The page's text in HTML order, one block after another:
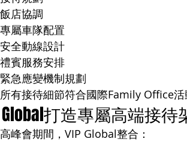
飯店協調
專屬車隊配置
安全動線設計
禮賓服務安排
緊急應變機制規劃
有接待細節符合國際Family Office
Global打造專屬高端接待
峰會期間，VIP Global整合：